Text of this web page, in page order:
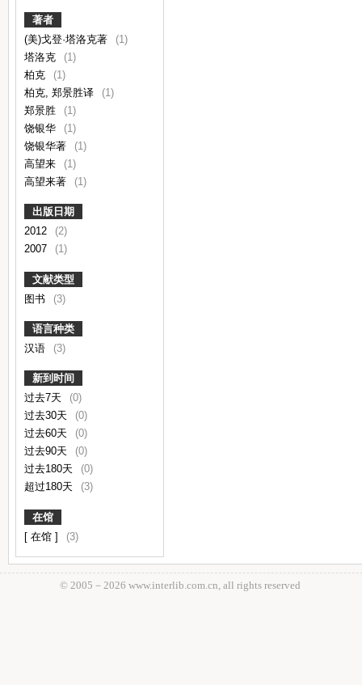
著者
(美)戈登·塔洛克著
(1)
塔洛克
(1)
柏克
(1)
柏克, 郑景胜译
(1)
郑景胜
(1)
饶银华
(1)
饶银华著
(1)
高望来
(1)
高望来著
(1)
出版日期
2012
(2)
2007
(1)
文献类型
图书
(3)
语言种类
汉语
(3)
新到时间
过去7天
(0)
过去30天
(0)
过去60天
(0)
过去90天
(0)
过去180天
(0)
超过180天
(3)
在馆
[ 在馆 ]
(3)
© 2005－ 2026 www.interlib.com.cn, all rights reserved